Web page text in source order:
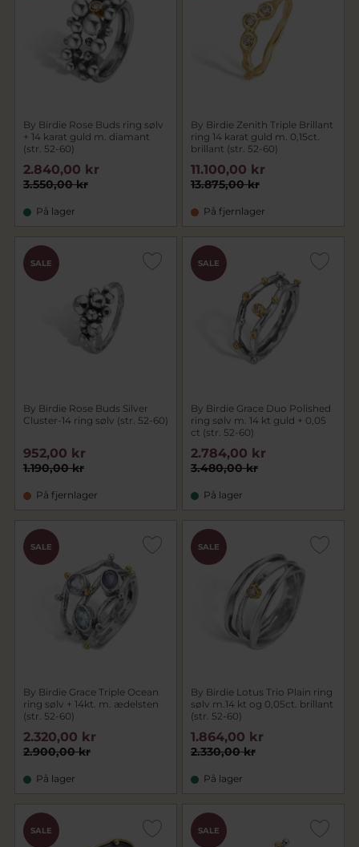
By Birdie Rose Buds ring sølv
+ 14 karat guld m. diamant
(str. 52-60)
3.550,00 kr
2.840,00 kr
På lager
By Birdie Zenith Triple Brillant
ring 14 karat guld m. 0,15ct.
brillant (str. 52-60)
13.875,00 kr
11.100,00 kr
På fjernlager
SALE
By Birdie Rose Buds Silver
Cluster-14 ring sølv (str. 52-60)
1.190,00 kr
952,00 kr
På fjernlager
SALE
By Birdie Grace Duo Polished
ring sølv m. 14 kt guld + 0,05
ct (str. 52-60)
3.480,00 kr
2.784,00 kr
På lager
SALE
By Birdie Grace Triple Ocean
ring sølv + 14kt. m. ædelsten
(str. 52-60)
2.900,00 kr
2.320,00 kr
På lager
SALE
By Birdie Lotus Trio Plain ring
sølv m.14 kt og 0,05ct. brillant
(str. 52-60)
2.330,00 kr
1.864,00 kr
På lager
SALE SALE